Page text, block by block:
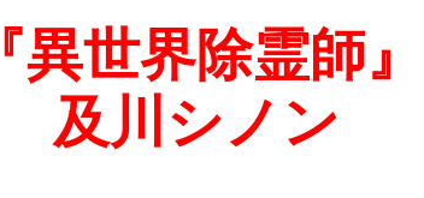
『異世界除霊師』
及川シノン